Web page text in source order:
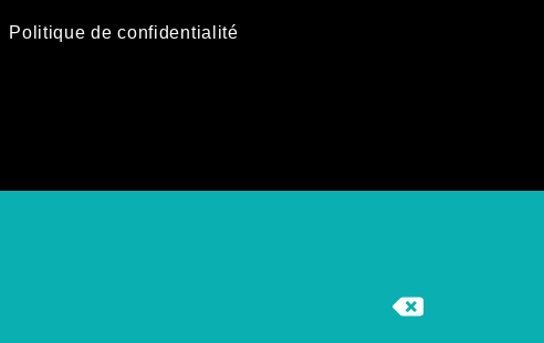
Politique de confidentialité